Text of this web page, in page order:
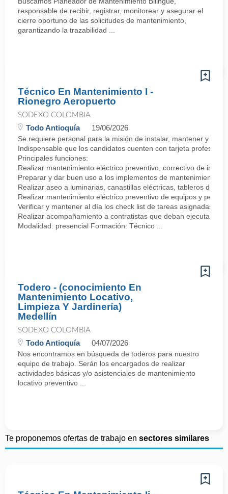
responsable de recibir, registrar, monitorear y asegurar el
cierre oportuno de las solicitudes de mantenimiento,
garantizando la trazabilidad ...
Técnico En Mantenimiento I -
Rionegro Aeropuerto
SODEXO COLOMBIA
Todo Antioquía 19/06/2026
Se requiere personal para la misión de instalar, mantener y
Indispensable que los candidatos cuenten con tarjeta
Principales funciones:
Realizar mantenimiento eléctrico preventivo, correctivo de
Preparar y dar buen uso a los implementos de mantenimiento
Realizar aseo a luminarias, canastillas eléctricas, tableros de
Realizar mantenimiento eléctrico preventivo de equipos y
Verificar y mantener al día los check list de tareas asignadas.
Realizar acompañamiento a contratistas que deban ejecutar
Modalidad: presencial Formación: Técnico ...
Todero - (conocimiento En
Mantenimiento Locativo,
Limpieza Y Jardinería)
Medellín
SODEXO COLOMBIA
Todo Antioquía 04/07/2026
Nos encontramos en búsqueda de toderos para nuestro
equipo de trabajo. Serán los encargados de realizar
actividades básicas y/o asistenciales de mantenimiento
locativo preventivo ...
Te proponemos ofertas de trabajo en sectores similares